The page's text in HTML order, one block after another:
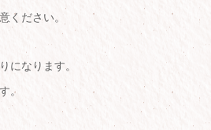
ください。
になります。
。